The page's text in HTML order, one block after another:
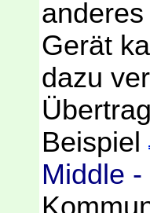
Gerät
dazu
Beispiel
Middle